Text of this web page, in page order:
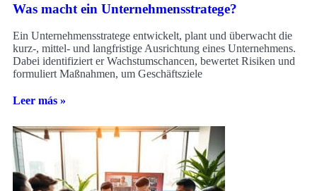
Was macht ein Unternehmensstratege?
Ein Unternehmensstratege entwickelt, plant und überwacht die
kurz-, mittel- und langfristige Ausrichtung eines Unternehmens.
Dabei identifiziert er Wachstumschancen, bewertet Risiken und
formuliert Maßnahmen, um Geschäftsziele
Leer más »